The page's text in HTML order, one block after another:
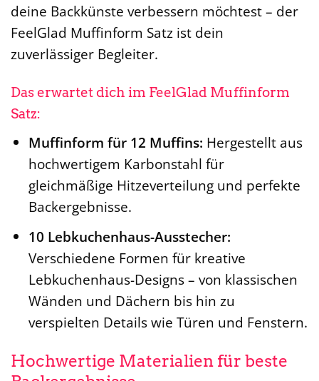
deine Backkünste verbessern möchtest – der
FeelGlad Muffinform Satz ist dein
zuverlässiger Begleiter.
Das erwartet dich im FeelGlad Muffinform
Satz:
Muffinform für 12 Muffins: Hergestellt aus
hochwertigem Karbonstahl für
gleichmäßige Hitzeverteilung und perfekte
Backergebnisse.
10 Lebkuchenhaus-Ausstecher:
Verschiedene Formen für kreative
Lebkuchenhaus-Designs – von klassischen
Wänden und Dächern bis hin zu
verspielten Details wie Türen und Fenstern.
Hochwertige Materialien für beste